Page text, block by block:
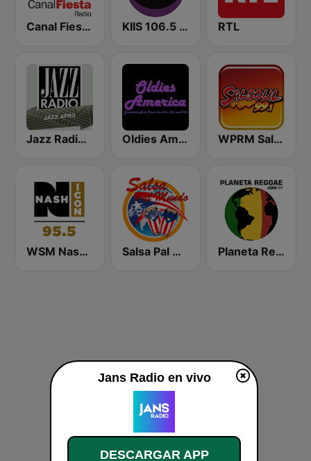
Canal Fiesta Radio KIIS 106.5 FM RTL
Jazz Radio Afro Jazz Oldies America WPRM Salsoul 99.1 FM
WSM Nash Icon 95.5 FM Salsa Pal Mundo Planeta Reggae
Jans Radio en vivo
DESCARGAR APP